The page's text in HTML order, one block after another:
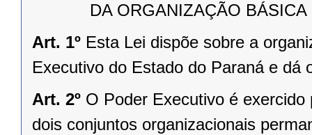
DA ORGANIZAÇÃO
Art. 1º Esta Lei dispõe sobre a
Executivo do Estado do Paraná e dá
Art. 2º O Poder Executivo é
dois conjuntos organizacionais